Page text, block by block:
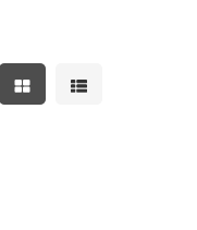
Mostrar resultados em
Mostrar